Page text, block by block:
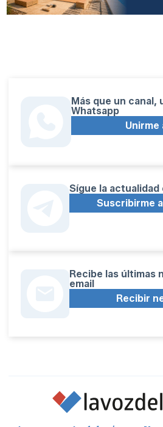
Más que un canal,
Whatsapp
Unirme
Sígue la actualidad
Suscribirme
Recibe las últimas
email
Recibir